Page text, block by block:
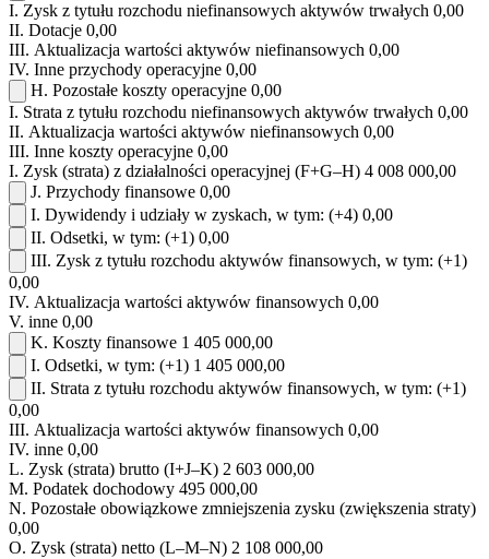
I. Zysk z tytułu rozchodu niefinansowych aktywów trwałych 0,00
II. Dotacje 0,00
III. Aktualizacja wartości aktywów niefinansowych 0,00
IV. Inne przychody operacyjne 0,00
H. Pozostałe koszty operacyjne 0,00
I. Strata z tytułu rozchodu niefinansowych aktywów trwałych 0,00
II. Aktualizacja wartości aktywów niefinansowych 0,00
III. Inne koszty operacyjne 0,00
I. Zysk (strata) z działalności operacyjnej (F+G–H) 4 008 000,00
J. Przychody finansowe 0,00
I. Dywidendy i udziały w zyskach, w tym: (+4) 0,00
II. Odsetki, w tym: (+1) 0,00
III. Zysk z tytułu rozchodu aktywów finansowych, w tym: (+1)
0,00
IV. Aktualizacja wartości aktywów finansowych 0,00
V. inne 0,00
K. Koszty finansowe 1 405 000,00
I. Odsetki, w tym: (+1) 1 405 000,00
II. Strata z tytułu rozchodu aktywów finansowych, w tym: (+1)
0,00
III. Aktualizacja wartości aktywów finansowych 0,00
IV. inne 0,00
L. Zysk (strata) brutto (I+J–K) 2 603 000,00
M. Podatek dochodowy 495 000,00
N. Pozostałe obowiązkowe zmniejszenia zysku (zwiększenia straty)
0,00
O. Zysk (strata) netto (L–M–N) 2 108 000,00